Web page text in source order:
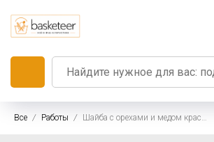
Все Работы Шайба с орехами и медом красная